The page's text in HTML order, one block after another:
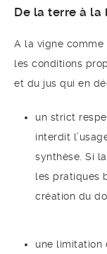
De la terre à la
A la vigne comme
les conditions
et du jus qui en
un strict
interdit
synthèse. Si
les pratiques
création du
une limitation